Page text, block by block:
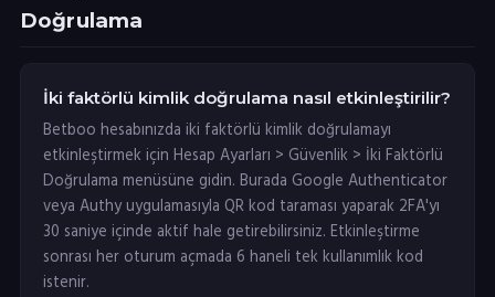
Doğrulama
İki faktörlü kimlik doğrulama nasıl etkinleştirilir?
Betboo hesabınızda iki faktörlü kimlik doğrulamayı
etkinleştirmek için Hesap Ayarları > Güvenlik > İki Faktörlü
Doğrulama menüsüne gidin. Burada Google Authenticator
veya Authy uygulamasıyla QR kod taraması yaparak 2FA'yı
30 saniye içinde aktif hale getirebilirsiniz. Etkinleştirme
sonrası her oturum açmada 6 haneli tek kullanımlık kod
istenir.